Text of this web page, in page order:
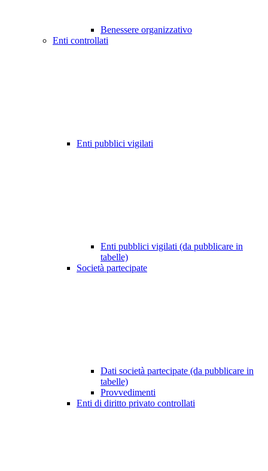
Benessere organizzativo
Enti controllati
Enti pubblici vigilati
Enti pubblici vigilati (da pubblicare in
tabelle)
Società partecipate
Dati società partecipate (da pubblicare in
tabelle)
Provvedimenti
Enti di diritto privato controllati